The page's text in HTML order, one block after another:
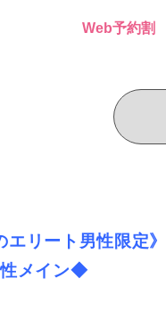
Web予約割
エリート男性限定》
メイン◆